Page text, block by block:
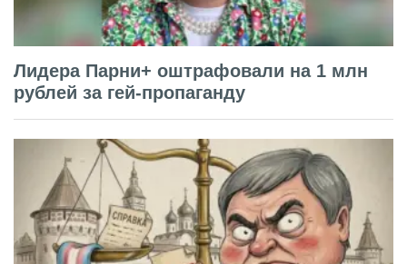
Лидера Парни+ оштрафовали на 1 млн
рублей за гей-пропаганду